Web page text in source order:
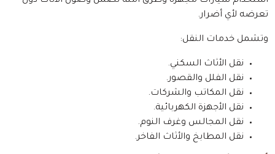
تعرضه لأي أضرار.
وتشمل خدمات النقل:
نقل الأثاث السكني.
نقل الفلل والقصور.
نقل المكاتب والشركات.
نقل الأجهزة الكهربائية.
نقل المجالس وغرف النوم.
نقل المطابخ والأثاث الفاخر.